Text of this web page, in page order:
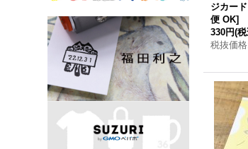
ジカー
便 OK]
330円(
税抜価格